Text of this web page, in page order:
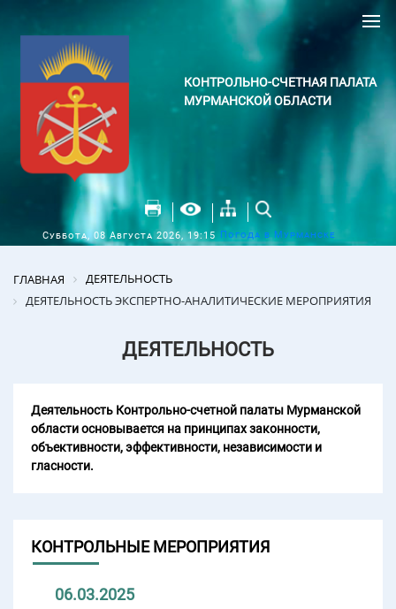
КОНТРОЛЬНО-СЧЕТНАЯ ПАЛАТА
МУРМАНСКОЙ ОБЛАСТИ
Суббота, 08 Августа 2026, 19:15 Погода в Мурманске
ГЛАВНАЯ
ДЕЯТЕЛЬНОСТЬ
ДЕЯТЕЛЬНОСТЬ ЭКСПЕРТНО-АНАЛИТИЧЕСКИЕ МЕРОПРИЯТИЯ
ДЕЯТЕЛЬНОСТЬ
Деятельность Контрольно-счетной палаты Мурманской
области основывается на принципах законности,
объективности, эффективности, независимости и
гласности.
КОНТРОЛЬНЫЕ МЕРОПРИЯТИЯ
06.03.2025